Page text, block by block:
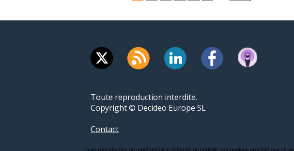
Toute reproduction interdite.
Copyright © Decideo Europe SL
Contact
Toute reproduction ou représentation intégrale ou partielle, par quelque procédé que ce